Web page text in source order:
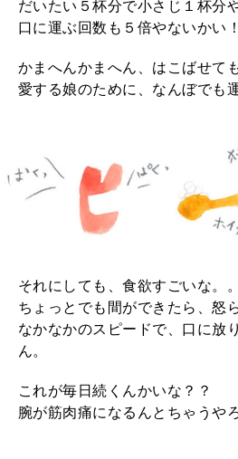
だいたい５杯分で小さじ１杯分
口に運ぶ回数も５倍やないかい！
かまへんかまへん、はこばせて
愛する娘のために、なんぼでも
それにしても、食欲すごいな。。
ちょっとでも間ができたら、怒
なかなかのスピードで、口に放
ん。
これが毎日続くんかいな？？
腕が筋肉痛になるんとちゃうや